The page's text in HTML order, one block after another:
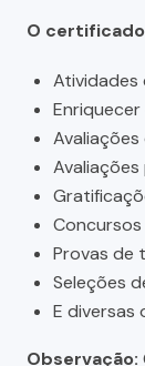
O
Atividades
Provas de
Seleções
E diversas
Observação: